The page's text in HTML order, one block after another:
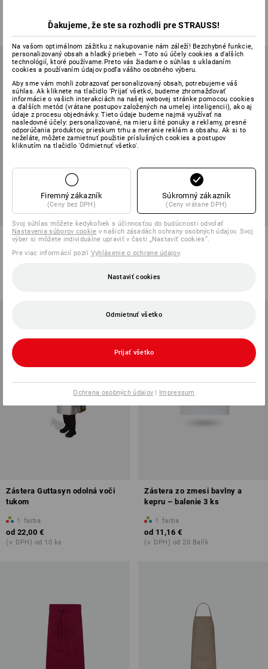
(v. DPH) od 10 ks (v. DPH) od 10 ks
Gunova Zástera Zástera s náprsenkou Wien
od
Zástera Guttasyn odolná voči
tukom
1 farba
od 22,00 €
(v. DPH) od 10 ks
Zástera zo zmesi bavlny a
kepru – balenie 3 ks
1 farba
od 11,16 €
(v. DPH) od 20 Balík
Ďakujeme, že ste sa rozhodli pre STRAUSS!
Na vašom optimálnom zážitku z nakupovanie nám záleží! Bezchybné funkcie,
personalizovaný obsah a hladký priebeh – Toto sú účely cookies a ďalších
technológií, ktoré používame.Preto vás žiadame o súhlas s ukladaním
cookies a používaním údajov podľa vášho osobného výberu.
Aby sme vám mohli zobrazovať personalizovaný obsah, potrebujeme váš
súhlas. Ak kliknete na tlačidlo 'Prijať všetko', budeme zhromažďovať
informácie o vašich interakciách na našej webovej stránke pomocou cookies
a ďalších metód (vrátane postupov založených na umelej inteligencii), ako aj
údaje z procesu objednávky. Tieto údaje budeme najmä využívať na
nasledovné účely: personalizované, na mieru šité ponuky a reklamy, presné
odporúčania produktov, prieskum trhu a meranie reklám a obsahu. Ak si to
neželáte, môžete zamietnuť použitie príslušných cookies a postupov
kliknutím na tlačidlo 'Odmietnuť všetko'.
Firemný zákazník
(Ceny bez DPH)
Súkromný zákazník
(Ceny vrátane DPH)
Svoj súhlas môžete kedykoľvek s účinnosťou do budúcnosti odvolať
Nastavenia súborov cookie v našich zásadách ochrany osobných údajov. Svoj
výber si môžete individuálne upraviť v časti „Nastaviť cookies“.
Pre viac informácií pozri Vyhlásenie o ochrane údajov.
Nastaviť cookies
Odmietnuť všetko
Prijať všetko
Ochrana osobných údajov | Impressum